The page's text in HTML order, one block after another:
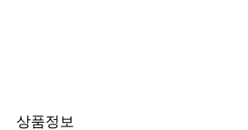
상품정보